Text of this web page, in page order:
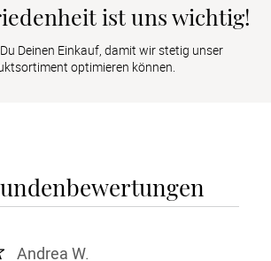
ist uns wichtig!
Deinen Einkauf, damit wir stetig unser
optimieren können.
Andrea W.